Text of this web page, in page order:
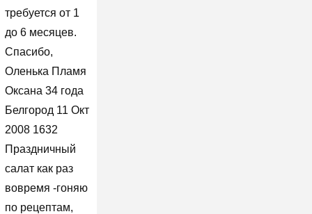
требуется от 1
до 6 месяцев.
Спасибо,
Оленька Пламя
Оксана 34 года
Белгород 11 Окт
2008 1632
Праздничный
салат как раз
вовремя -гоняю
по рецептам,